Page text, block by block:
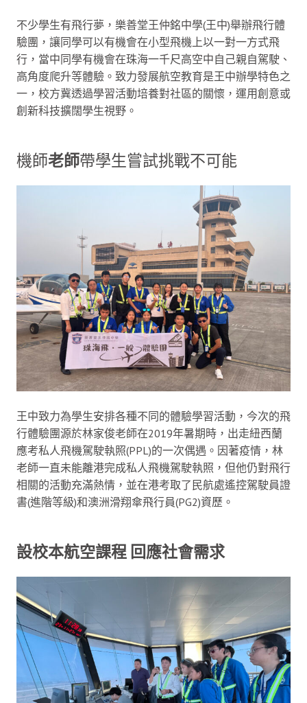
不少學生有飛行夢，樂善堂王仲銘中學(王中)舉辦飛行體
驗團，讓同學可以有機會在小型飛機上以一對一方式飛
行，當中同學有機會在珠海一千尺高空中自己親自駕駛、
高角度爬升等體驗。致力發展航空教育是王中辦學特色之
一，校方冀透過學習活動培養對社區的關懷，運用創意或
創新科技擴闊學生視野。
機師老師帶學生嘗試挑戰不可能
王中致力為學生安排各種不同的體驗學習活動，今次的飛
行體驗團源於林家俊老師在2019年暑期時，出走紐西蘭
應考私人飛機駕駛執照(PPL)的一次偶遇。因著疫情，林
老師一直未能離港完成私人飛機駕駛執照，但他仍對飛行
相關的活動充滿熱情，並在港考取了民航處遙控駕駛員證
書(進階等級)和澳洲滑翔傘飛行員(PG2)資歷。
設校本航空課程 回應社會需求